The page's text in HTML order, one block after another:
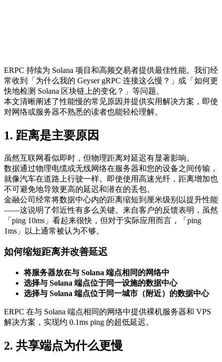
ERPC 持续为 Solana 项目和高频交易者提供最佳性能。我们经
常收到「为什么我的 Geyser gRPC 连接这么慢？」或「如何更
快地检测 Solana 区块链上的变化？」等问题。
本文清晰阐述了性能慢的常见原因并提供实用解决方案，即使
对网络或服务器不熟悉的读者也能轻松理解。
1. 距离是主要原因
虽然互联网看似即时，但物理距离对延迟有显著影响。
数据通过物理电缆或无线网络在服务器和您的设备之间传输，
就像汽车在道路上行驶一样。即使使用高速光纤，距离增加也
不可避免地导致更高的延迟和潜在的丢包。
金融公司经常将数据中心内的距离缩短到厘米级别以提升性能
——这说明了邻近性有多么关键。来自客户的反馈表明，虽然
「ping 10ms」看起来很快，但对于实际应用而言，「ping
1ms」以上通常被认为不够。
如何缩短距离并改善延迟
将服务器放在与 Solana 端点相同的网络中
选择与 Solana 端点位于同一设施的数据中心
选择与 Solana 端点位于同一城市（附近）的数据中心
ERPC 在与 Solana 端点相同的网络中提供裸机服务器和 VPS
解决方案，实现约 0.1ms ping 的超低延迟。
2. 共享端点为什么更慢